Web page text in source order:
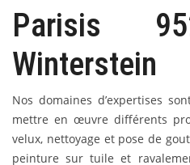
Parisis
Winterstein
Nos domaines d’expertises
mettre en œuvre différents
velux, nettoyage et pose de
peinture sur tuile et